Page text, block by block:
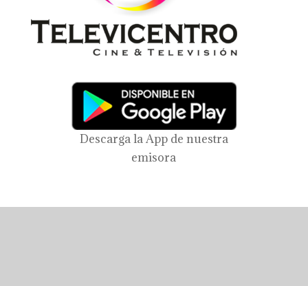
Descarga la App de nuestra
emisora